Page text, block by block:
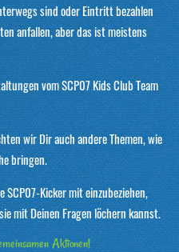
sind oder Eintritt bezahlen
anfallen, aber das ist meistens
vom SCP07 Kids Club Team
wir Dir auch andere Themen, wie
bringen.
Kicker mit einzubeziehen,
mit Deinen Fragen löchern kannst.
Aktionen!